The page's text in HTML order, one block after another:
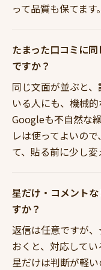
って品質も保てます。
たまった口コミに
ですか？
同じ文面が並ぶと
いる人にも、機械
Googleも不自然な
レは使ってよいの
て、貼る前に少し変
星だけ・コメント
すか？
返信は任意ですが
おくと、対応してい
星だけは判断が軽